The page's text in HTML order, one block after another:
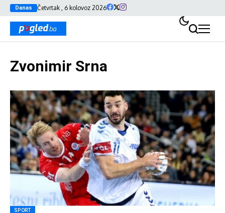
Danas Četvrtak , 6 kolovoz 2026
Zvonimir Srna
SPORT